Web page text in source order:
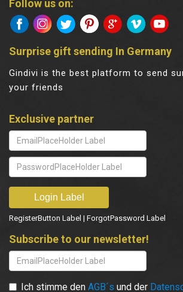
Follow us on:
Surprise gift sending In Germany
Gindivi is the best platform to send
your friends
Exclusive partner
RegisterButton Label | ForgotPassword Label
Subscribe to our newsletter!
Ich stimme den AGB´s und der